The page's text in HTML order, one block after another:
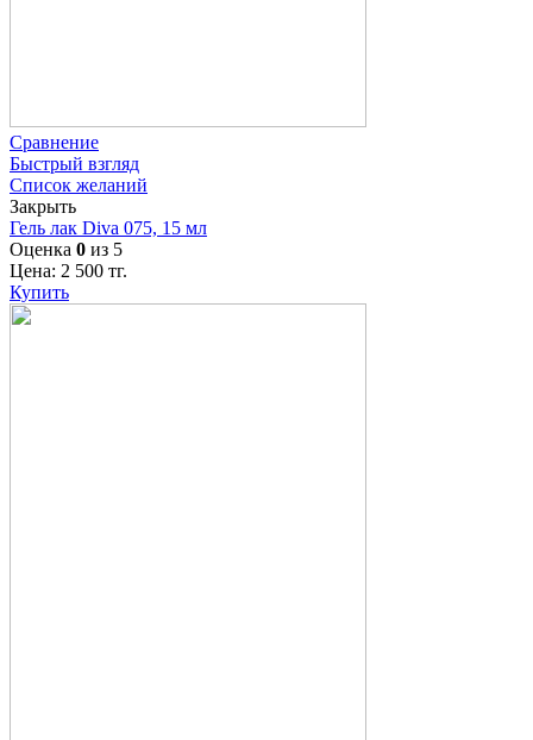
Сравнение
Быстрый взгляд
Список желаний
Закрыть
Гель лак Diva 075, 15 мл
Оценка 0 из 5
Цена: 2 500 тг.
Купить